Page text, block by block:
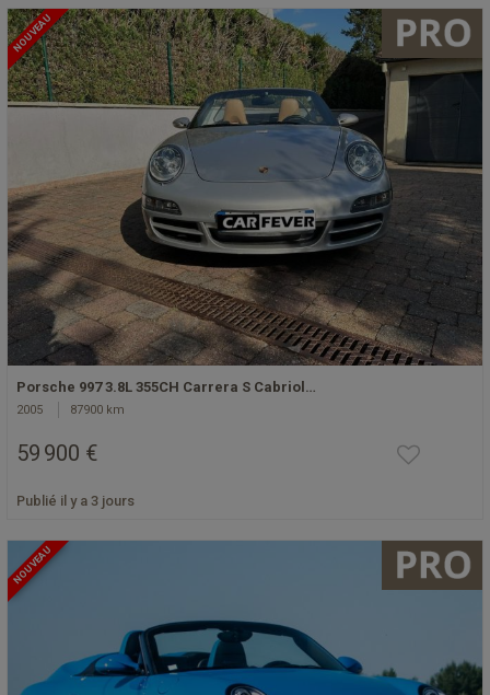
NOUVEAU
Porsche 997 3.8L 355CH Carrera S Cabriol…
2005 87900 km
59 900 €
Publié il y a 3 jours
NOUVEAU